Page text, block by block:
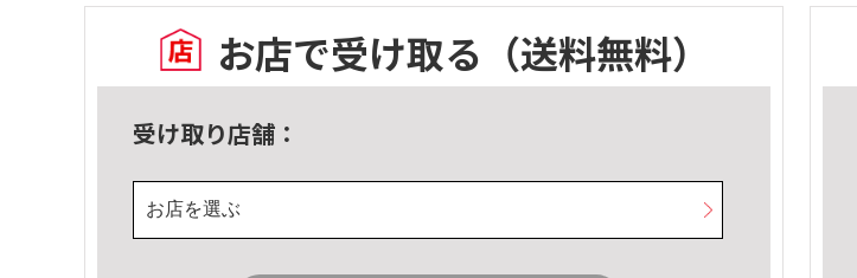
お店で受け取る （送料無料）
受け取り店舗：
お店を選ぶ